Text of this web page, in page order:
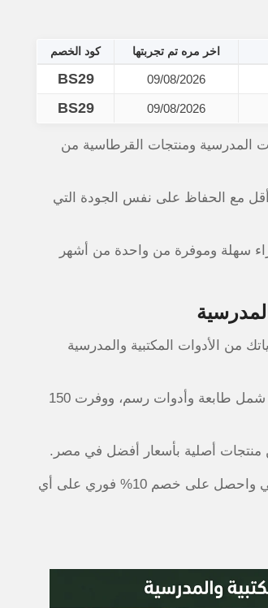
اخر مره تم تجربتها كود الخصم
09/08/2026
BS29
09/08/2026
BS29
المدرسية ومنتجات القرطاسية من
أقل مع الحفاظ على نفس الجودة التي
سهلة وموفرة من واحدة من أشهر
جميع مشترياتك من الأدوات المكتبية والمدرسية
جربت هذا الكود شخصياً الأسبوع الماضي على طلب بقيمة 1,500 جنيه مصري شمل طابعة وأدوات رسم، ووفرت 150
الآن من الكوبون الذهبي واحصل على خصم 10% فوري على أي